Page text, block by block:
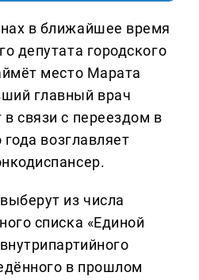
в ближайшее время
депутата городского
место Марата
главный врач
связи с переездом в
года возглавляет
из числа
списка «Единой
в прошлом